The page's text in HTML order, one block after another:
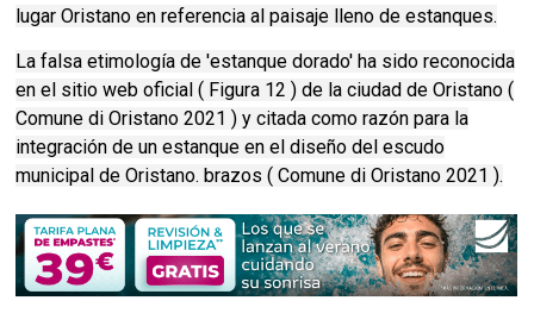
lugar Oristano en referencia al paisaje lleno de estanques.
La falsa etimología de 'estanque dorado' ha sido reconocida
en el sitio web oficial ( Figura 12 ) de la ciudad de Oristano (
Comune di Oristano 2021 ) y citada como razón para la
integración de un estanque en el diseño del escudo
municipal de Oristano. brazos ( Comune di Oristano 2021 ).